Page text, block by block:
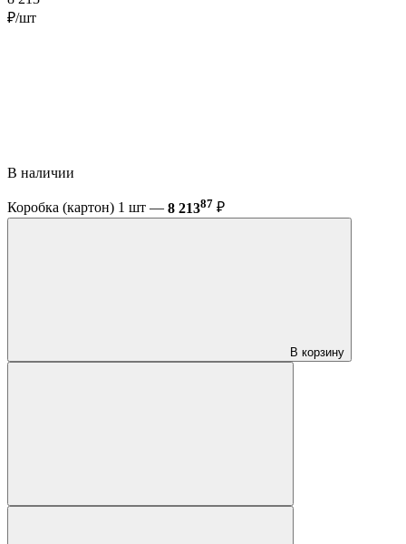
₽/шт
В наличии
Коробка (картон) 1 шт — 8 21387 ₽
В корзину